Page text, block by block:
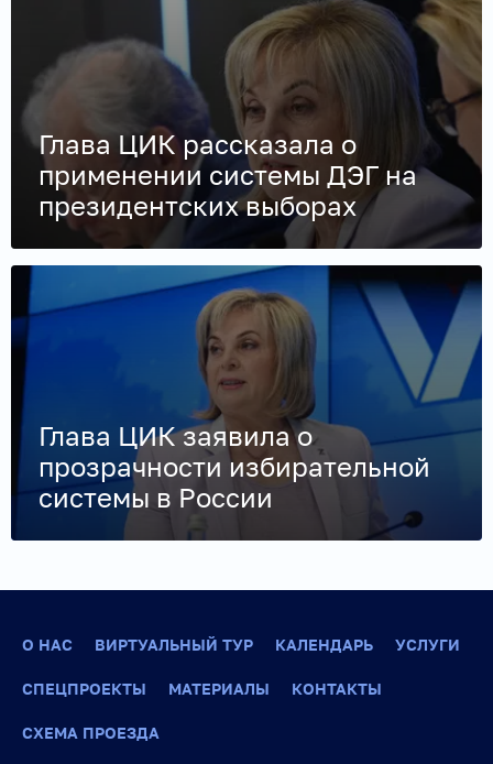
Глава ЦИК рассказала о
применении системы ДЭГ на
президентских выборах
Глава ЦИК заявила о
прозрачности избирательной
системы в России
О НАС ВИРТУАЛЬНЫЙ ТУР КАЛЕНДАРЬ УСЛУГИ
СПЕЦПРОЕКТЫ МАТЕРИАЛЫ КОНТАКТЫ
СХЕМА ПРОЕЗДА